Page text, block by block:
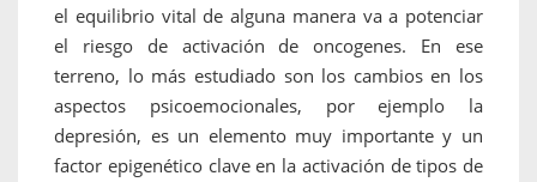
el equilibrio vital de alguna manera va a potenciar
el riesgo de activación de oncogenes. En ese
terreno, lo más estudiado son los cambios en los
aspectos psicoemocionales, por ejemplo la
depresión, es un elemento muy importante y un
factor epigenético clave en la activación de tipos de